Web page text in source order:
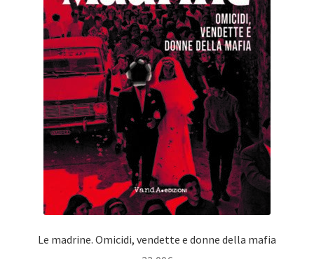
Le madrine. Omicidi, vendette e donne della mafia